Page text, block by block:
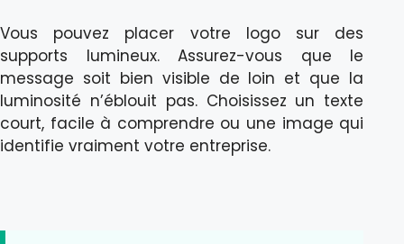
Vous pouvez placer votre logo sur des
supports lumineux. Assurez-vous que le
message soit bien visible de loin et que la
luminosité n’éblouit pas. Choisissez un texte
court, facile à comprendre ou une image qui
identifie vraiment votre entreprise.